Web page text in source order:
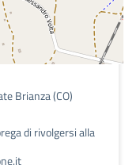
Brianza (CO)
di rivolgersi alla